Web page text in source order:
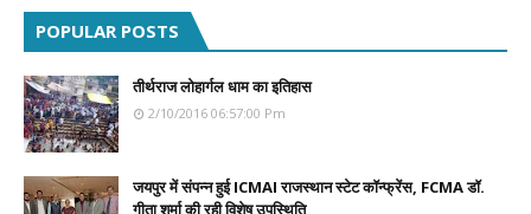
POPULAR POSTS
तीर्थराज लोहार्गल धाम का इतिहास
2/10/2016 06:57:00 Pm
जयपुर में संपन्न हुई ICMAI राजस्थान स्टेट कॉन्फ्रेंस, FCMA डॉ.
गीता शर्मा की रही विशेष उपस्थिति